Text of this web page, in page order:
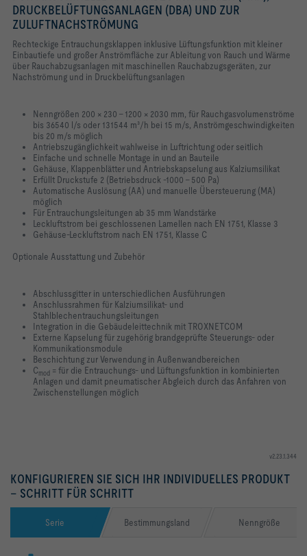
DRUCKBELÜFTUNGSANLAGEN (DBA) UND ZUR
ZULUFTNACHSTRÖMUNG
Rechteckige Entrauchungsklappen inklusive Lüftungsfunktion mit kleiner
Einbautiefe und großer Anströmfläche zur Ableitung von Rauch und Wärme
über Rauchabzugsanlagen mit maschinellen Rauchabzugsgeräten, zur
Nachströmung und in Druckbelüftungsanlagen
Nenngrößen 200 × 230 – 1200 × 2030 mm, für Rauchgasvolumenströme
bis 36540 l/s oder 131544 m³/h bei 15 m/s, Anströmgeschwindigkeiten
bis 20 m/s möglich
Antriebszugänglichkeit wahlweise in Luftrichtung oder seitlich
Einfache und schnelle Montage in und an Bauteile
Gehäuse, Klappenblätter und Antriebskapselung aus Kalziumsilikat
Erfüllt Druckstufe 2 (Betriebsdruck -1000 – 500 Pa)
Automatische Auslösung (AA) und manuelle Übersteuerung (MA)
möglich
Für Entrauchungsleitungen ab 35 mm Wandstärke
Leckluftstrom bei geschlossenen Lamellen nach EN 1751, Klasse 3
Gehäuse-Leckluftstrom nach EN 1751, Klasse C
Optionale Ausstattung und Zubehör
Abschlussgitter in unterschiedlichen Ausführungen
Anschlussrahmen für Kalziumsilikat- und
Stahlblechentrauchungsleitungen
Integration in die Gebäudeleittechnik mit TROXNETCOM
Externe Kapselung für zugehörig brandgeprüfte Steuerungs- oder
Kommunikationsmodule
Beschichtung zur Verwendung in Außenwandbereichen
Cmod = für die Entrauchungs- und Lüftungsfunktion in kombinierten
Anlagen und damit pneumatischer Abgleich durch das Anfahren von
Zwischenstellungen möglich
v2.23.1.344
KONFIGURIEREN SIE SICH IHR INDIVIDUELLES PRODUKT
– SCHRITT FÜR SCHRITT
Serie Bestimmungsland Nenngröße